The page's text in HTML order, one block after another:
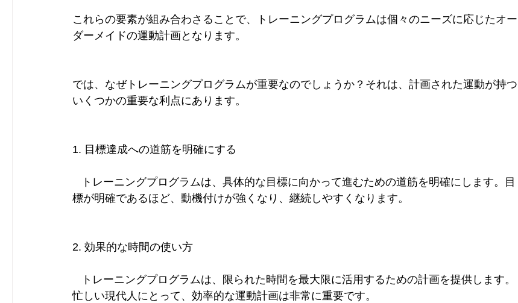
これらの要素が組み合わさることで、トレーニングプログラムは個々のニーズに応じたオー
ダーメイドの運動計画となります。
では、なぜトレーニングプログラムが重要なのでしょうか？それは、計画された運動が持つ
いくつかの重要な利点にあります。
1. 目標達成への道筋を明確にする
トレーニングプログラムは、具体的な目標に向かって進むための道筋を明確にします。目
標が明確であるほど、動機付けが強くなり、継続しやすくなります。
2. 効果的な時間の使い方
トレーニングプログラムは、限られた時間を最大限に活用するための計画を提供します。
忙しい現代人にとって、効率的な運動計画は非常に重要です。